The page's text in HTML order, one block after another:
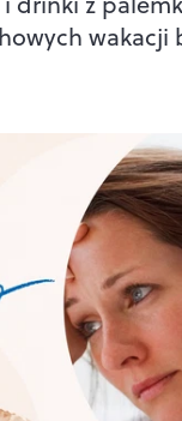
wakacji